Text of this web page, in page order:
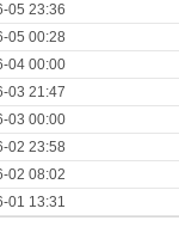
05 23:36
05 00:28
04 00:00
03 21:47
03 00:00
02 23:58
02 08:02
01 13:31